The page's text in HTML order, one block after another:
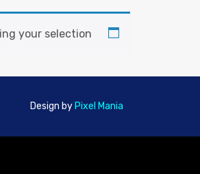
your selection.
Design by Pixel Mania